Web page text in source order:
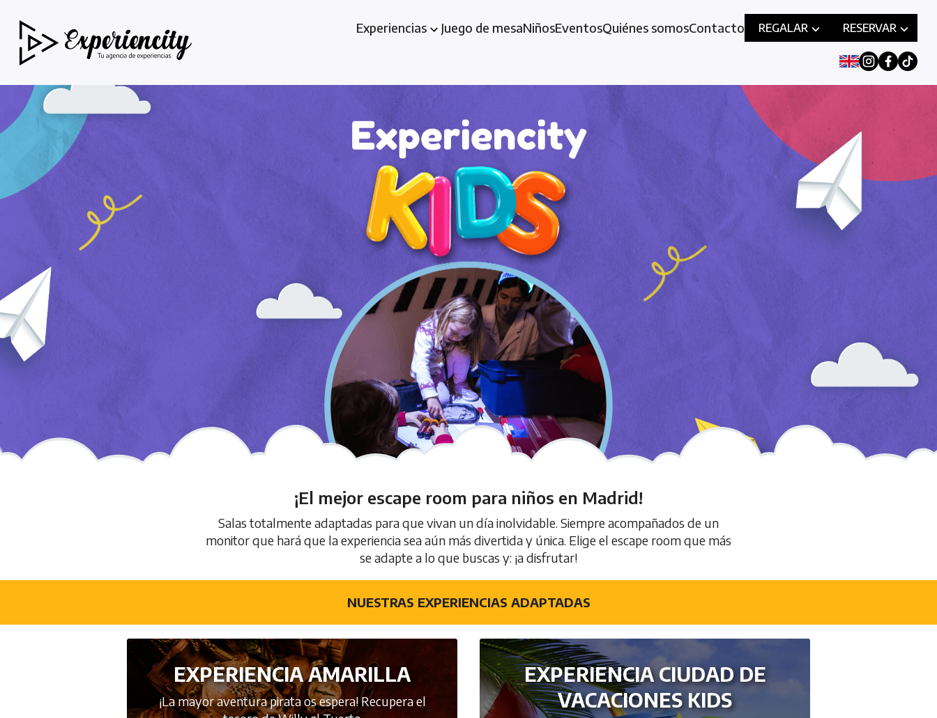
Experiencias Juego de mesaNiñosEventosQuiénes somosContacto REGALAR RESERVAR
¡El mejor escape room para niños en Madrid!
Salas totalmente adaptadas para que vivan un día inolvidable. Siempre acompañados de un
monitor que hará que la experiencia sea aún más divertida y única. Elige el escape room que más
se adapte a lo que buscas y: ¡a disfrutar!
NUESTRAS EXPERIENCIAS ADAPTADAS
EXPERIENCIA AMARILLA
¡La mayor aventura pirata os espera! Recupera el
EXPERIENCIA CIUDAD DE
VACACIONES KIDS